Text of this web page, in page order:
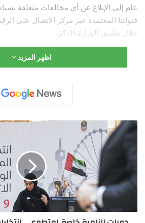
عام إلى الإبلاغ عن أي مخالفات متعلقة
خلال تطبيق الوزارة الذكي.
اظهر المزيد
د
ا